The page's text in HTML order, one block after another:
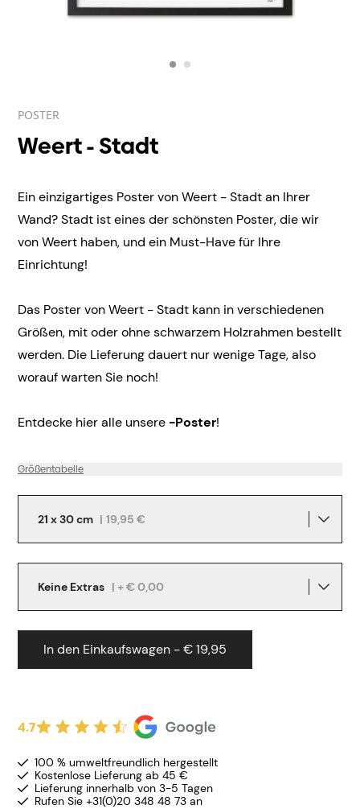
POSTER
Weert - Stadt
Ein einzigartiges Poster von Weert - Stadt an Ihrer
Wand? Stadt ist eines der schönsten Poster, die wir
von Weert haben, und ein Must-Have für Ihre
Einrichtung!
Das Poster von Weert - Stadt kann in verschiedenen
Größen, mit oder ohne schwarzem Holzrahmen bestellt
werden. Die Lieferung dauert nur wenige Tage, also
worauf warten Sie noch!
Entdecke hier alle unsere-Poster!
Größentabelle
21 x 30 cm | 19,95 €
Keine Extras | + € 0,00
In den Einkaufswagen - € 19,95
4.7
100 % umweltfreundlich hergestellt
Kostenlose Lieferung ab 45 €
Lieferung innerhalb von 3-5 Tagen
Rufen Sie +31(0)20 348 48 73 an